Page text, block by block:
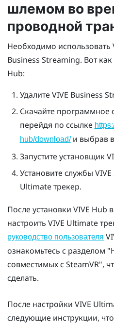
шлемом во
проводной
Необходимо использовать
Business Streaming. Вот
Hub:
Удалите VIVE Business
Скачайте программное
перейдя по ссылке
hub/download/и выбрав
Запустите установщик
Установите службы
Ultimate трекер.
После установки VIVE Hub
настроить VIVE Ultimate
руководство пользователя
ознакомьтесь с разделом
совместимых с SteamVR"‍,
сделать.
После настройки VIVE
следующие инструкции,